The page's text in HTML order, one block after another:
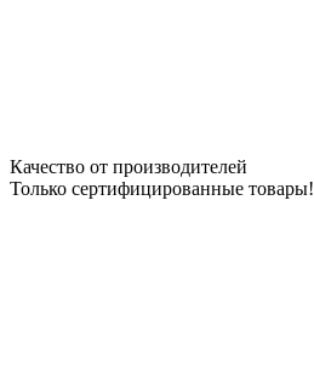
Качество от производителей
Только сертифицированные товары!